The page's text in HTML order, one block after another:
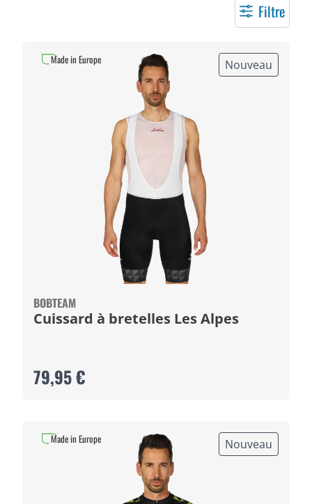
Filtre
Nouveau
BOBTEAM
Cuissard à bretelles Les Alpes
79,95 €
Made in Europe
Nouveau
Made in Europe